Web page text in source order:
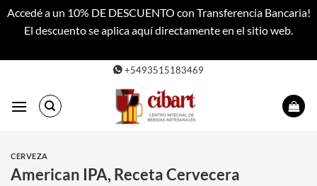
Accedé a un 10% DE DESCUENTO con Transferencia Bancaria!
El descuento se aplica aquí directamente en el sitio web.
contenido
+5493515183469
CERVEZA
American IPA, Receta Cervecera